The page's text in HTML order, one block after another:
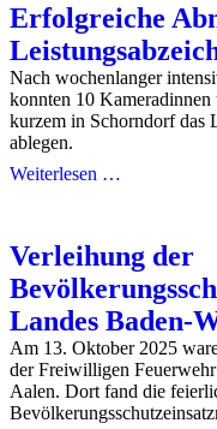
Erfolgreiche
Nach wochenlanger
konnten 10
kurzem in Schorndorf das
ablegen.
Weiterlesen …
Verleihung der
Landes Baden-
Am 13. Oktober 2025
der Freiwilligen
Aalen. Dort fand die